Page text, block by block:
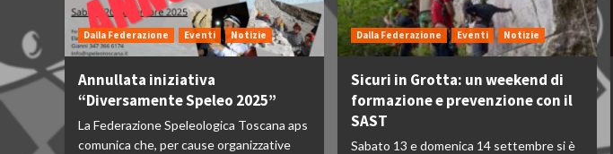
Dalla Federazione Eventi Notizie
Annullata iniziativa
“Diversamente Speleo 2025”
La Federazione Speleologica Toscana aps
comunica che, per cause organizzative
Dalla Federazione Eventi Notizie
Sicuri in Grotta: un weekend di
formazione e prevenzione con il
SAST
Sabato 13 e domenica 14 settembre si è